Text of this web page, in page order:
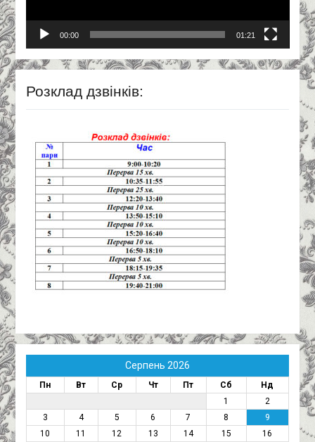
00:00 01:21
Розклад дзвінків:
Серпень 2026
Пн Вт Ср Чт Пт Сб
Нд
1
2
3
4 5 6 7 8
9
10
11 12 13 14 15
16